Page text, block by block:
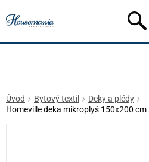
Úvod Bytový textil
Deky a plédy
Homeville deka mikroplyš 150x200 cm